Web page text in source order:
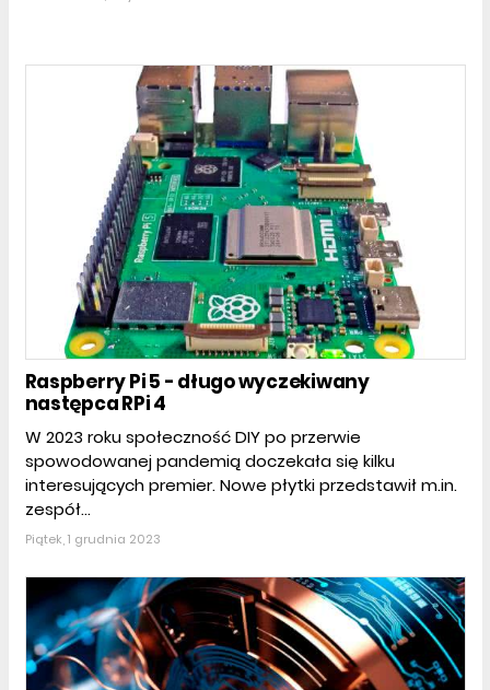
Raspberry Pi 5 - długo wyczekiwany
następca RPi 4
W 2023 roku społeczność DIY po przerwie
spowodowanej pandemią doczekała się kilku
interesujących premier. Nowe płytki przedstawił m.in.
zespół...
Piątek, 1 grudnia 2023